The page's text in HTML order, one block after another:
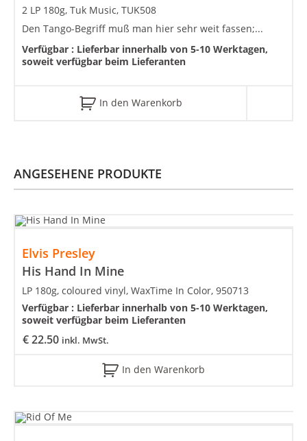
2 LP 180g, Tuk Music, TUK508
Den Tango-Begriff muß man hier sehr weit fassen;...
Verfügbar : Lieferbar innerhalb von 5-10 Werktagen,
soweit verfügbar beim Lieferanten
In den Warenkorb
ANGESEHENE PRODUKTE
Elvis Presley
His Hand In Mine
€22.50 inkl. MwSt.
LP 180g, coloured vinyl, WaxTime In Color, 950713
Verfügbar : Lieferbar innerhalb von 5-10 Werktagen,
soweit verfügbar beim Lieferanten
In den Warenkorb